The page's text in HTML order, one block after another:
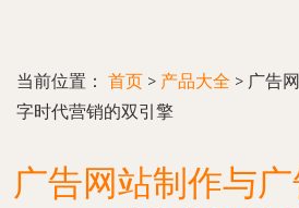
当前位置： 首页 > 产品大全 > 广告
字时代营销的双引擎
广告网站制作与